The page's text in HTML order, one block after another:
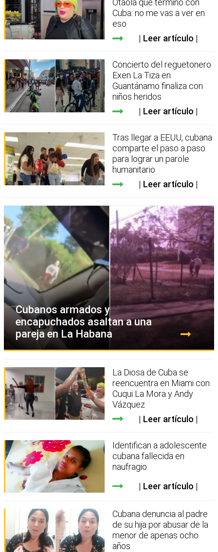
Otaola que terminó con
Cuba: no me vas a ver en
eso
Leer artículo
Concierto del reguetonero
Exen La Tiza en
Guantánamo finaliza con
niños heridos
Leer artículo
Tras llegar a EEUU, cubana
comparte el paso a paso
para lograr un parole
humanitario
Leer artículo
Cubanos armados y
encapuchados asaltan a una
pareja en La Habana
La Diosa de Cuba se
reencuentra en Miami con
Cuqui La Mora y Andy
Vázquez
Leer artículo
Identifican a adolescente
cubana fallecida en
naufragio
Leer artículo
Cubana denuncia al padre
de su hija por abusar de la
menor de apenas ocho
años